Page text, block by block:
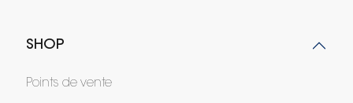
SHOP
Points de vente